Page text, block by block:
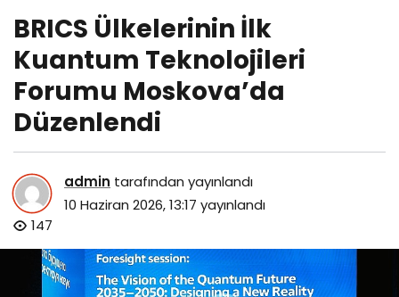
BRICS Ülkelerinin İlk
Kuantum Teknolojileri
Forumu Moskova’da
Düzenlendi
admin tarafından yayınlandı
10 Haziran 2026, 13:17 yayınlandı
147